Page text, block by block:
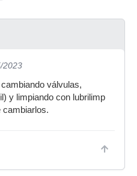
2023
válvulas,
y limpiando con lubrilimp
cambiarlos.